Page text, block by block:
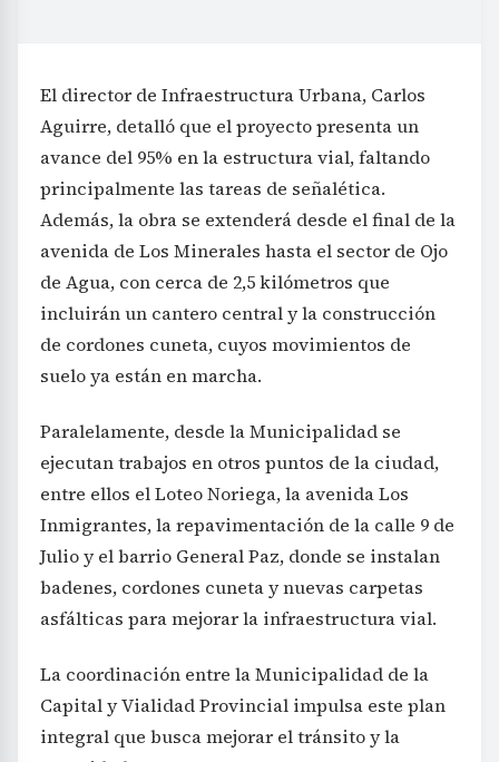
El director de Infraestructura Urbana, Carlos
Aguirre, detalló que el proyecto presenta un
avance del 95% en la estructura vial, faltando
principalmente las tareas de señalética.
Además, la obra se extenderá desde el final de la
avenida de Los Minerales hasta el sector de Ojo
de Agua, con cerca de 2,5 kilómetros que
incluirán un cantero central y la construcción
de cordones cuneta, cuyos movimientos de
suelo ya están en marcha.
Paralelamente, desde la Municipalidad se
ejecutan trabajos en otros puntos de la ciudad,
entre ellos el Loteo Noriega, la avenida Los
Inmigrantes, la repavimentación de la calle 9 de
Julio y el barrio General Paz, donde se instalan
badenes, cordones cuneta y nuevas carpetas
asfálticas para mejorar la infraestructura vial.
La coordinación entre la Municipalidad de la
Capital y Vialidad Provincial impulsa este plan
integral que busca mejorar el tránsito y la